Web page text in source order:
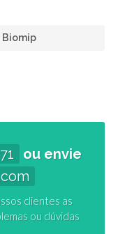
Biomip
ou envie
clientes as
ou dúvidas